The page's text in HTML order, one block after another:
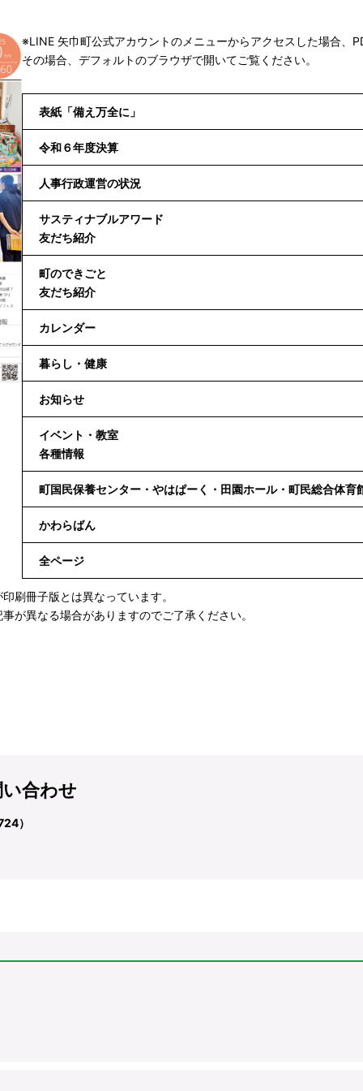
※LINE 矢巾町公式アカウントのメニューからアクセスした場合、
その場合、デフォルトのブラウザで開いてご覧ください。
表紙「備え万全に」
令和６年度決算
人事行政運営の状況
サスティナブルアワード
友だち紹介
町のできごと
友だち紹介
カレンダー
暮らし・健康
お知らせ
イベント・教室
各種情報
町国民保養センター・やはぱーく・田園ホール・町民総合体育
かわらばん
全ページ
刷冊子版とは異なっています。
が異なる場合がありますのでご了承ください。
合わせ
）